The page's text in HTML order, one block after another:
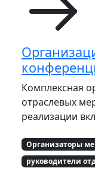
Комплексная
отраслевых
реализации
Организаторы
руководители